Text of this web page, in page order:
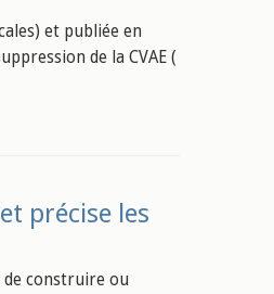
et publiée en
de la CVAE (
précise les
de construire ou